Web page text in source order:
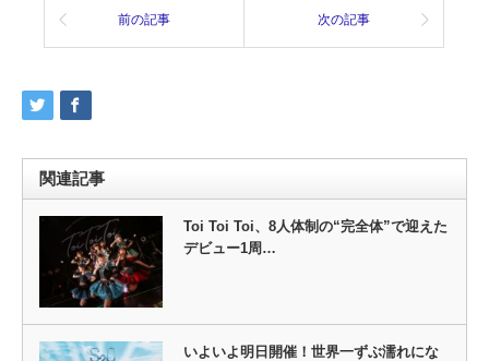
前の記事 次の記事
関連記事
Toi Toi Toi、8人体制の“完全体”で迎えた
デビュー1周…
いよいよ明日開催！世界一ずぶ濡れにな